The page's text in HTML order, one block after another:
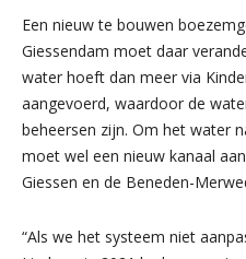
Een nieuw te bouwen
Giessendam moet daar
water hoeft dan meer via
aangevoerd, waardoor de
beheersen zijn. Om het water
moet wel een nieuw kanaal
Giessen en de Beneden-
“Als we het systeem niet